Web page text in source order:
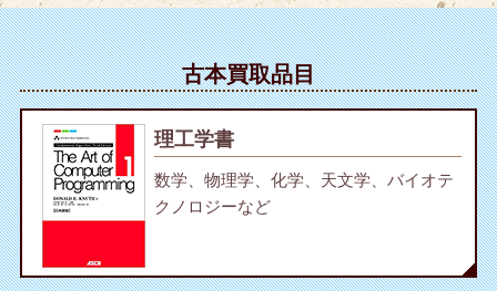
古本買取品目
理工学書
数学、物理学、化学、天文学、バイオテ
クノロジーなど